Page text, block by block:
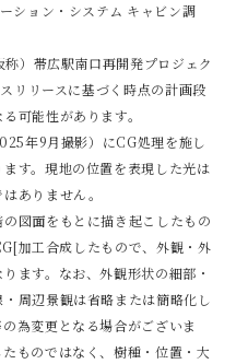
ション・システム キャビン調
）帯広駅南口再開発プロジェク
リリースに基づく時点の計画段
可能性があります。
年9月撮影）にCG処理を施し
す。現地の位置を表現した光は
ありません。
図面をもとに描き起こしたもの
加工合成したもので、外観・外
ます。なお、外観形状の細部・
周辺景観は省略または簡略化し
為変更となる場合がございま
ものではなく、樹種・位置・大